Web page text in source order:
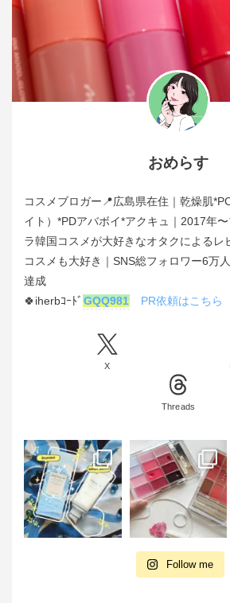
おめらす
コスメブロガー📍広島県在住｜乾燥肌
イト）*PDアバボイ*アクキュ｜2017年
ラ韓国コスメが大好きなオタクによるレ
コスメも大好き｜SNS総フォロワー6万
達成
🍀iherbｺｰﾄﾞ GQQ981 PR依頼はこちら
X
Threads
Follow me